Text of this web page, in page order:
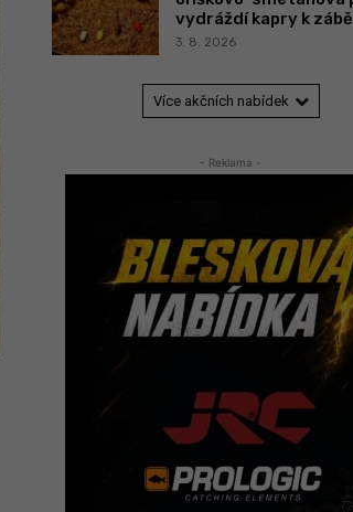
vydráždí kapry k
3. 8. 2026
Více akčních nabídek
- Reklama -